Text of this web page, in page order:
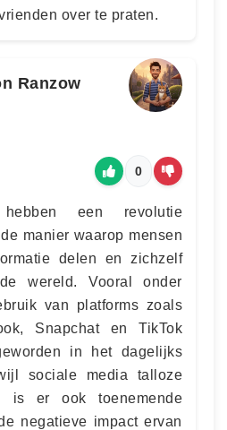
over te praten.
Ranzow
0
een revolutie
manier waarop mensen
delen en zichzelf
wereld. Vooral onder
van platforms zoals
Snapchat en TikTok
in het dagelijks
sociale media talloze
is er ook toenemende
negatieve impact ervan